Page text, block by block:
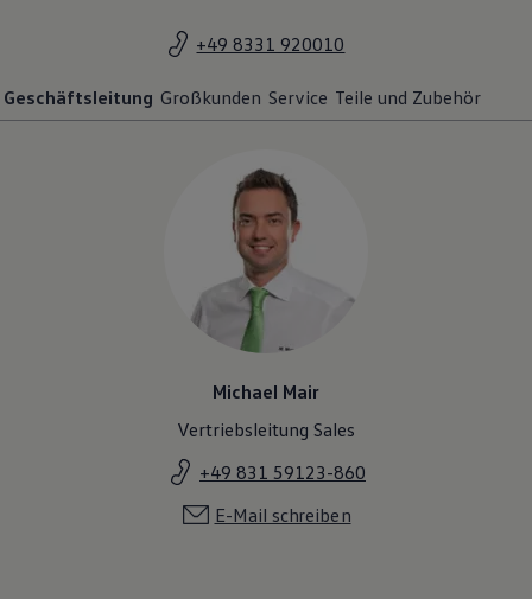
+49 8331 920010
Geschäftsleitung Großkunden Service Teile und Zubehör
Michael Mair
Vertriebsleitung Sales
+49 831 59123-860
E-Mail schreiben